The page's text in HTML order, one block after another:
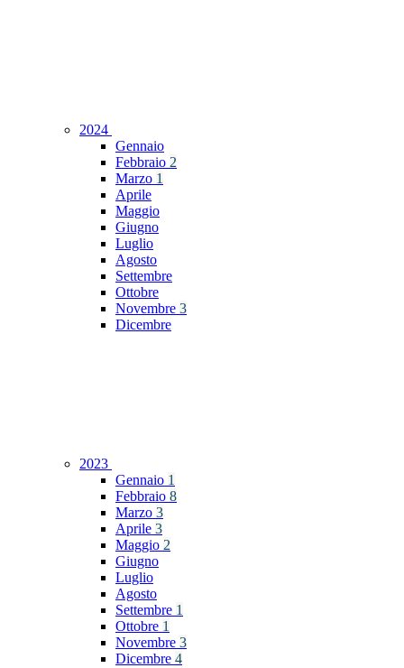
2024
Gennaio
Febbraio 2
Marzo 1
Aprile
Maggio
Giugno
Luglio
Agosto
Settembre
Ottobre
Novembre 3
Dicembre
2023
Gennaio 1
Febbraio 8
Marzo 3
Aprile 3
Maggio 2
Giugno
Luglio
Agosto
Settembre 1
Ottobre 1
Novembre 3
Dicembre 4